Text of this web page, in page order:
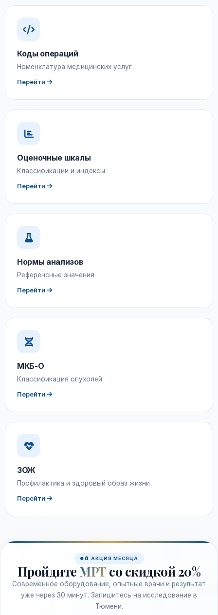
Коды операций
Номенклатура медицинских услуг
Перейти
Оценочные шкалы
Классификации и индексы
Перейти
Нормы анализов
Референсные значения
Перейти
МКБ-О
Классификация опухолей
Перейти
ЗОЖ
Профилактика и здоровый образ жизни
Перейти
🧲 АКЦИЯ МЕСЯЦА
Пройдите МРТ со скидкой 20%
Современное оборудование, опытные врачи и результат
уже через 30 минут. Запишитесь на исследование в
Тюмени.